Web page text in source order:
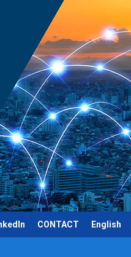
CONTACT English